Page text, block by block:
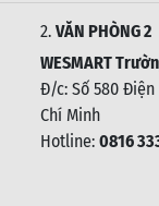
2. VĂN PHÒNG 2
WESMART
Đ/c: Số 580 Điện
Chí Minh
Hotline: 0816